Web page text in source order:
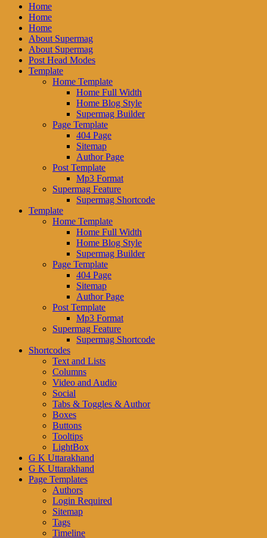
Home
Home
Home
About Supermag
About Supermag
Post Head Modes
Template
Home Template
Home Full Width
Home Blog Style
Supermag Builder
Page Template
404 Page
Sitemap
Author Page
Post Template
Mp3 Format
Supermag Feature
Supermag Shortcode
Template
Home Template
Home Full Width
Home Blog Style
Supermag Builder
Page Template
404 Page
Sitemap
Author Page
Post Template
Mp3 Format
Supermag Feature
Supermag Shortcode
Shortcodes
Text and Lists
Columns
Video and Audio
Social
Tabs & Toggles & Author
Boxes
Buttons
Tooltips
LightBox
G K Uttarakhand
G K Uttarakhand
Page Templates
Authors
Login Required
Sitemap
Tags
Timeline